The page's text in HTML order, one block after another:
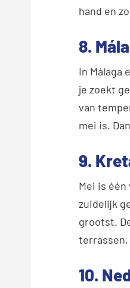
hand en
8.
In Málaga
je zoekt
van
mei is.
9.
Mei is
zuidelijk
grootst.
terrassen,
10.